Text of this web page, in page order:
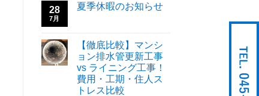
28
7月
夏季休暇のお知らせ
【徹底比較】マンシ
ョン排水管更新工事
vs ライニング工事！
費用・工期・住人ス
トレス比較